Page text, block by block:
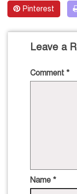
Pinterest
Leave a
Comment *
Name *